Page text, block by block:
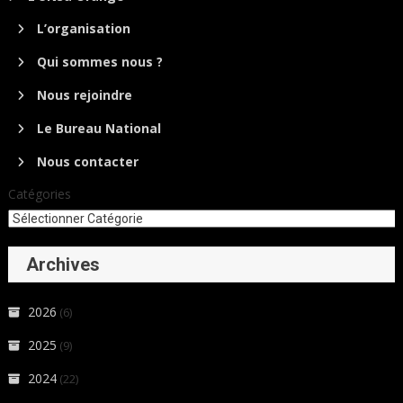
L’organisation
Qui sommes nous ?
Nous rejoindre
Le Bureau National
Nous contacter
Catégories
Archives
2026 (6)
2025 (9)
2024 (22)